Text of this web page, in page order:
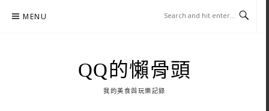
MENU
QQ的懶骨頭
我的美食與玩樂記錄